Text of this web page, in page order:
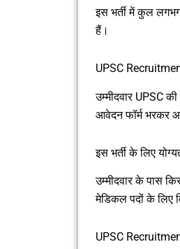
इस भर्ती में कुल
हैं।
UPSC
उम्मीदवार UPSC
आवेदन फॉर्म भरकर
इस भर्ती के लिए
उम्मीदवार के पास
मेडिकल पदों के लिए
UPSC